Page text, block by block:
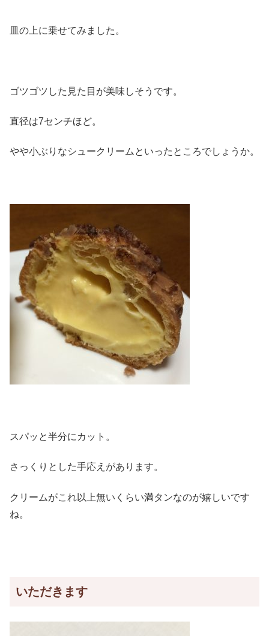
皿の上に乗せてみました。
ゴツゴツした見た目が美味しそうです。
直径は7センチほど。
やや小ぶりなシュークリームといったところでしょうか。
スパッと半分にカット。
さっくりとした手応えがあります。
クリームがこれ以上無いくらい満タンなのが嬉しいです
ね。
いただきます